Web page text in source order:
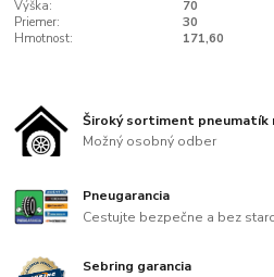
Výška:
70
Priemer:
30
Hmotnost:
171,60
Široký sortiment pneumatík
Možný osobný odber
Pneugarancia
Cestujte bezpečne a bez
Sebring garancia